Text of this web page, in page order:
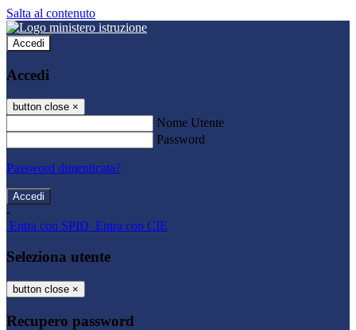
Salta al contenuto
Accedi
Accedi
button close ×
Nome Utente
Password
Password dimenticata?
-
Entra con SPID Entra con CIE
Seleziona utente
button close ×
Recupero password